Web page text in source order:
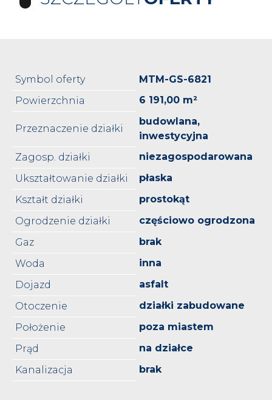
Symbol oferty
MTM-GS-6821
Powierzchnia
6 191,00 m²
Przeznaczenie działki
budowlana,
inwestycyjna
Zagosp. działki
niezagospodarowana
Ukształtowanie działki
płaska
Kształt działki
prostokąt
Ogrodzenie działki
częściowo ogrodzona
Gaz
brak
Woda
inna
Dojazd
asfalt
Otoczenie
działki zabudowane
Położenie
poza miastem
Prąd
na działce
Kanalizacja
brak